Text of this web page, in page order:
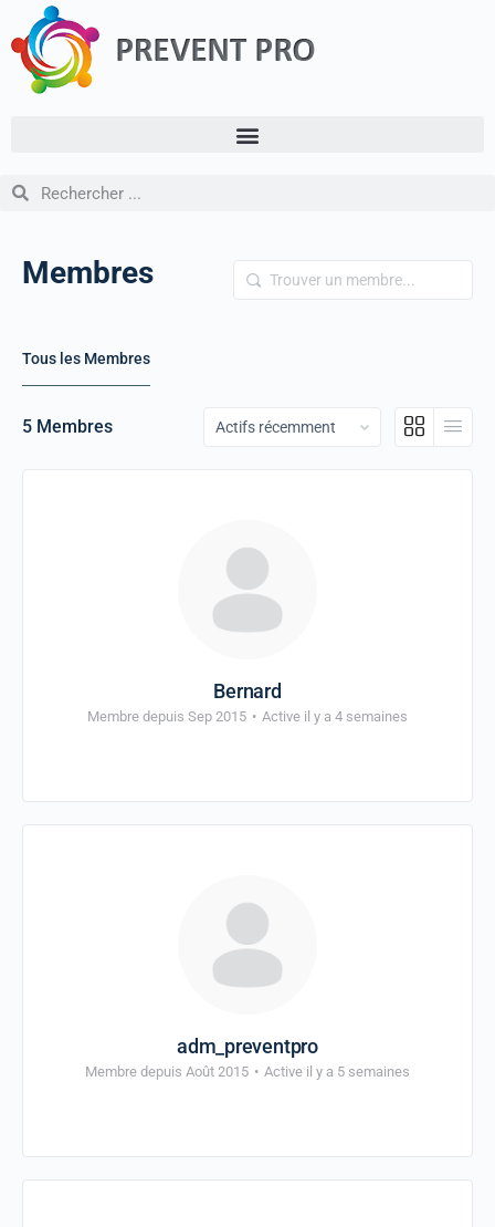
Membres
Trouver
un
Tous les Membres
5 Membres
Order
By:
Bernard
Membre depuis Sep 2015 • Active il y a 4 semaines
adm_preventpro
Membre depuis Août 2015 • Active il y a 5 semaines